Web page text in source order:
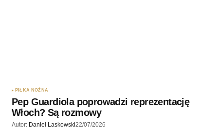
PIŁKA NOŻNA
Pep Guardiola poprowadzi reprezentację
Włoch? Są rozmowy
Autor: Daniel Laskowski22/07/2026